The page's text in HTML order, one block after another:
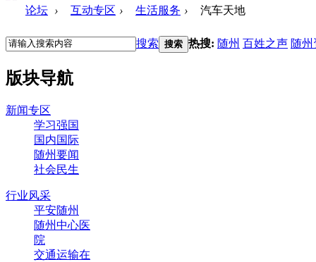
论坛 › 互动专区 › 生活服务 › 汽车天地
搜索 搜索 热搜: 随州 百姓之声 随
版块导航
新闻专区
学习强国
国内国际
随州要闻
社会民生
行业风采
平安随州
随州中心医
院
交通运输在